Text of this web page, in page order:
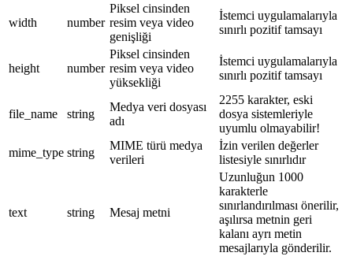
width number
Piksel cinsinden
resim veya video
genişliği
İstemci uygulamalarıyla
sınırlı pozitif tamsayı
height number
Piksel cinsinden
resim veya video
yüksekliği
İstemci uygulamalarıyla
sınırlı pozitif tamsayı
file_name string
Medya veri dosyası
adı
2255 karakter, eski
dosya sistemleriyle
uyumlu olmayabilir!
mime_type string
MIME türü medya
verileri
İzin verilen değerler
listesiyle sınırlıdır
text string Mesaj metni
Uzunluğun 1000
karakterle
sınırlandırılması önerilir,
aşılırsa metnin geri
kalanı ayrı metin
mesajlarıyla gönderilir.